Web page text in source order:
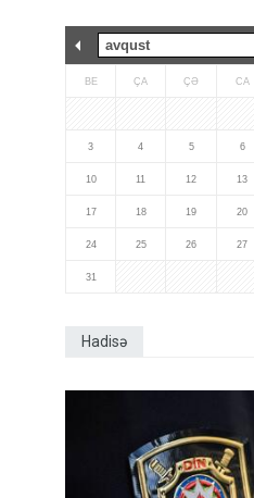
BE ÇA ÇƏ CA
3 4 5 6
10 11 12 13
17 18 19 20
24 25 26 27
31
Hadisə